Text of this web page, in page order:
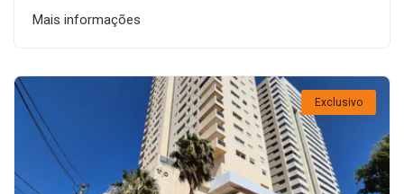
Mais informações
Exclusivo